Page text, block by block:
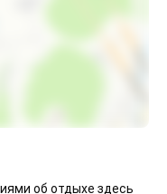
об отдыхе здесь